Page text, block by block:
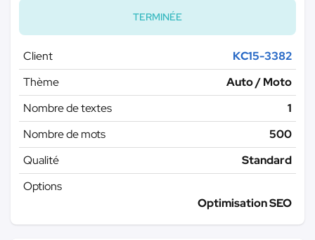
TERMINÉE
Client
KC15-3382
Thème
Auto / Moto
Nombre de textes
1
Nombre de mots
500
Qualité
Standard
Options
Optimisation SEO